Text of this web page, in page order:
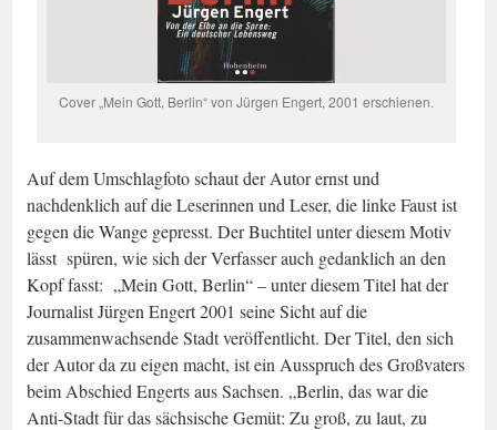
Cover „Mein Gott, Berlin“ von Jürgen Engert, 2001 erschienen.
Auf dem Umschlagfoto schaut der Autor ernst und
nachdenklich auf die Leserinnen und Leser, die linke Faust ist
gegen die Wange gepresst. Der Buchtitel unter diesem Motiv
lässt spüren, wie sich der Verfasser auch gedanklich an den
Kopf fasst: „Mein Gott, Berlin“ – unter diesem Titel hat der
Journalist Jürgen Engert 2001 seine Sicht auf die
zusammenwachsende Stadt veröffentlicht. Der Titel, den sich
der Autor da zu eigen macht, ist ein Ausspruch des Großvaters
beim Abschied Engerts aus Sachsen. „Berlin, das war die
Anti-Stadt für das sächsische Gemüt: Zu groß, zu laut, zu